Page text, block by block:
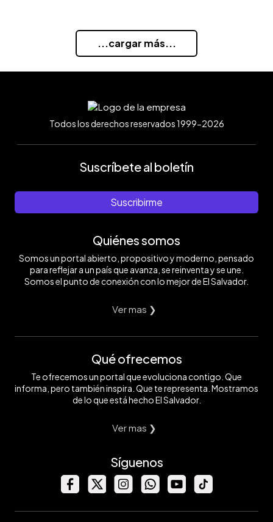
...cargar más...
Todos los derechos reservados 1999-2026
Suscríbete al boletín
Suscribirme
Quiénes somos
Somos un portal abierto, propositivo y moderno, pensado
para reflejar a un país que avanza, se reinventa y se une.
Somos el punto de conexión con lo mejor de El Salvador.
Ver mas ❯
Qué ofrecemos
Te ofrecemos un portal que evoluciona contigo. Que
informa, pero también inspira. Que te representa. Mostramos
de lo que está hecho El Salvador.
Ver mas ❯
Síguenos